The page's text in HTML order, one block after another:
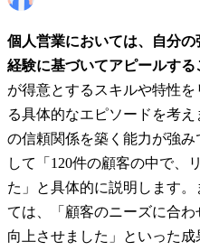
個人営業においては、自分
経験に基づいてアピールする
が得意とするスキルや特性
る具体的なエピソードを考
の信頼関係を築く能力が強
して「120件の顧客の中で、
た」と具体的に説明します
ては、「顧客のニーズに合
向上させました」といった